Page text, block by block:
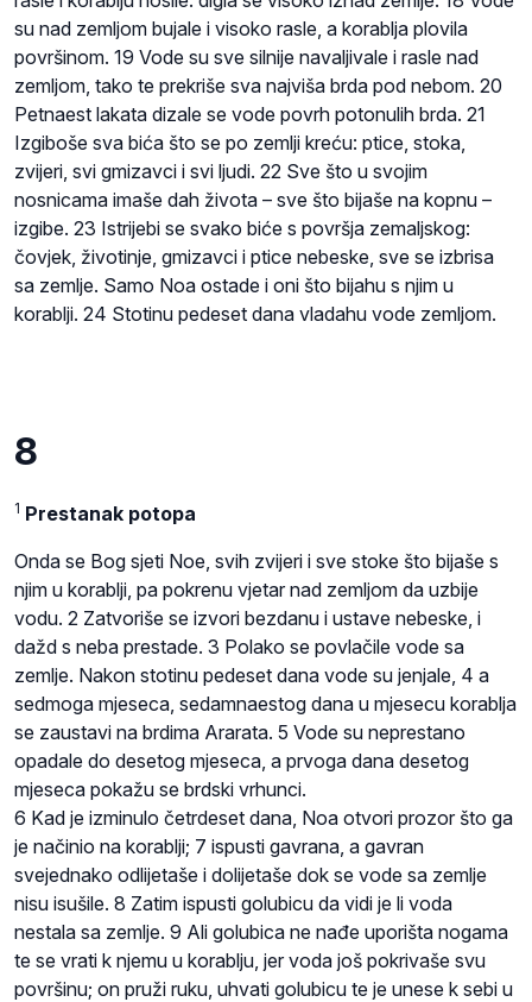
su nad zemljom bujale i visoko rasle, a korablja plovila
površinom. 19 Vode su sve silnije navaljivale i rasle nad
zemljom, tako te prekriše sva najviša brda pod nebom. 20
Petnaest lakata dizale se vode povrh potonulih brda. 21
Izgiboše sva bića što se po zemlji kreću: ptice, stoka,
zvijeri, svi gmizavci i svi ljudi. 22 Sve što u svojim
nosnicama imaše dah života – sve što bijaše na kopnu –
izgibe. 23 Istrijebi se svako biće s površja zemaljskog:
čovjek, životinje, gmizavci i ptice nebeske, sve se izbrisa
sa zemlje. Samo Noa ostade i oni što bijahu s njim u
korablji. 24 Stotinu pedeset dana vladahu vode zemljom.
8
1 Prestanak potopa
Onda se Bog sjeti Noe, svih zvijeri i sve stoke što bijaše s
njim u korablji, pa pokrenu vjetar nad zemljom da uzbije
vodu. 2 Zatvoriše se izvori bezdanu i ustave nebeske, i
dažd s neba prestade. 3 Polako se povlačile vode sa
zemlje. Nakon stotinu pedeset dana vode su jenjale, 4 a
sedmoga mjeseca, sedamnaestog dana u mjesecu korablja
se zaustavi na brdima Ararata. 5 Vode su neprestano
opadale do desetog mjeseca, a prvoga dana desetog
mjeseca pokažu se brdski vrhunci.
6 Kad je izminulo četrdeset dana, Noa otvori prozor što ga
je načinio na korablji; 7 ispusti gavrana, a gavran
svejednako odlijetaše i dolijetaše dok se vode sa zemlje
nisu isušile. 8 Zatim ispusti golubicu da vidi je li voda
nestala sa zemlje. 9 Ali golubica ne nađe uporišta nogama
te se vrati k njemu u korablju, jer voda još pokrivaše svu
površinu; on pruži ruku, uhvati golubicu te je unese k sebi u